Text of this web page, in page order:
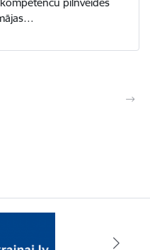
pilnveides